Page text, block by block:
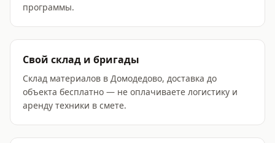
программы.
Свой склад и бригады
Склад материалов в Домодедово, доставка до
объекта бесплатно — не оплачиваете логистику и
аренду техники в смете.